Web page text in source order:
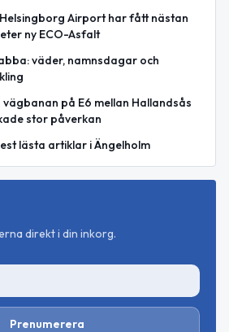
Airport har fått nästan
ny ECO-Asfalt
väder, namnsdagar och
på E6 mellan Hallandsås
stor påverkan
lästa artiklar i Ängelholm
direkt i din inkorg.
Prenumerera